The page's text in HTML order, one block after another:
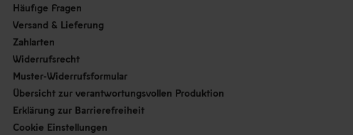
Häufige Fragen
Versand & Lieferung
Zahlarten
Widerrufsrecht
Muster-Widerrufsformular
Übersicht zur verantwortungsvollen Produktion
Erklärung zur Barrierefreiheit
Cookie Einstellungen